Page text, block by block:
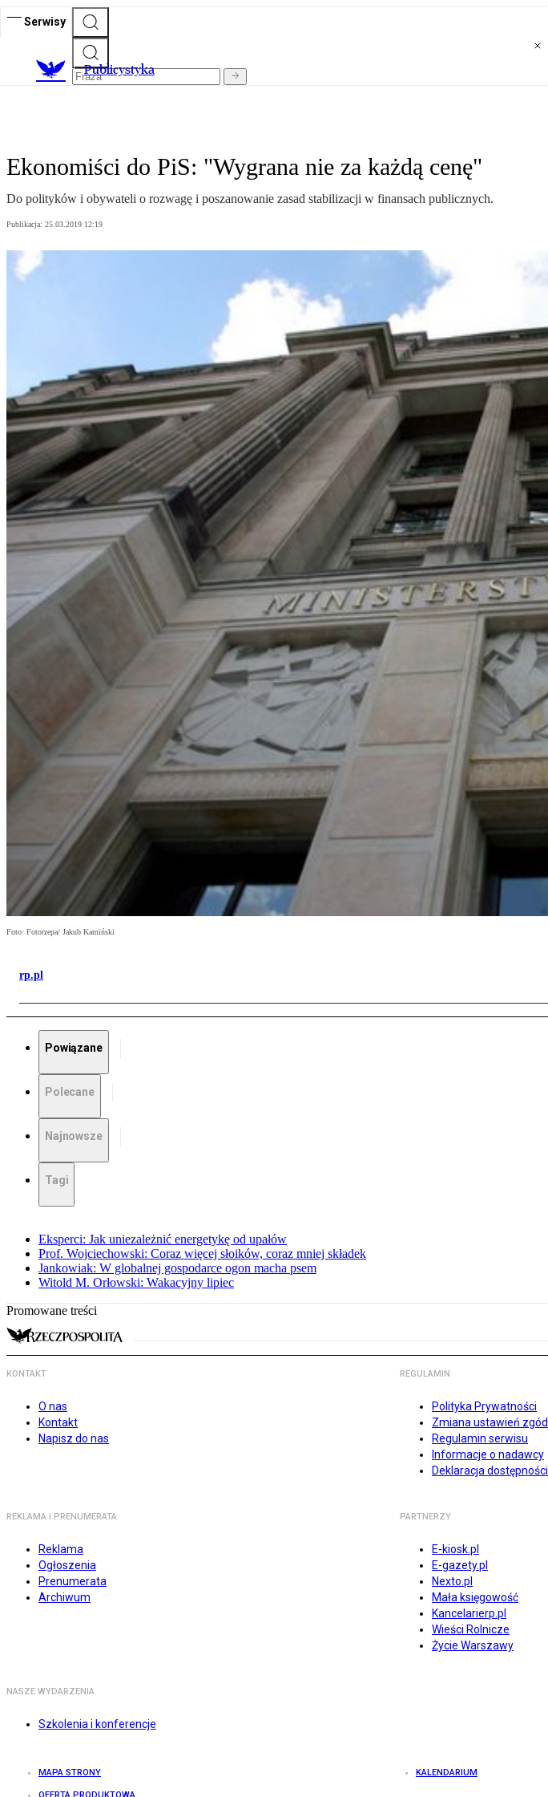
Serwisy
Publicystyka
Ekonomiści do PiS: "Wygrana nie za każdą cenę"
Do polityków i obywateli o rozwagę i poszanowanie zasad stabilizacji w finansach publicznych.
Publikacja: 25.03.2019 12:19
Foto: Fotorzepa/ Jakub Kamiński
rp.pl
Powiązane
Polecane
Najnowsze
Tagi
Eksperci: Jak uniezależnić energetykę od upałów
Prof. Wojciechowski: Coraz więcej słoików, coraz mniej składek
Jankowiak: W globalnej gospodarce ogon macha psem
Witold M. Orłowski: Wakacyjny lipiec
Promowane treści
KONTAKT
O nas
Kontakt
Napisz do nas
REGULAMIN
Polityka Prywatności
Zmiana ustawień zgód
Regulamin serwisu
Informacje o nadawcy
Deklaracja dostępności
REKLAMA I PRENUMERATA
Reklama
Ogłoszenia
Prenumerata
Archiwum
PARTNERZY
E-kiosk.pl
E-gazety.pl
Nexto.pl
Mała księgowość
Kancelarierp.pl
Wieści Rolnicze
Życie Warszawy
NASZE WYDARZENIA
Szkolenia i konferencje
MAPA STRONY KALENDARIUM